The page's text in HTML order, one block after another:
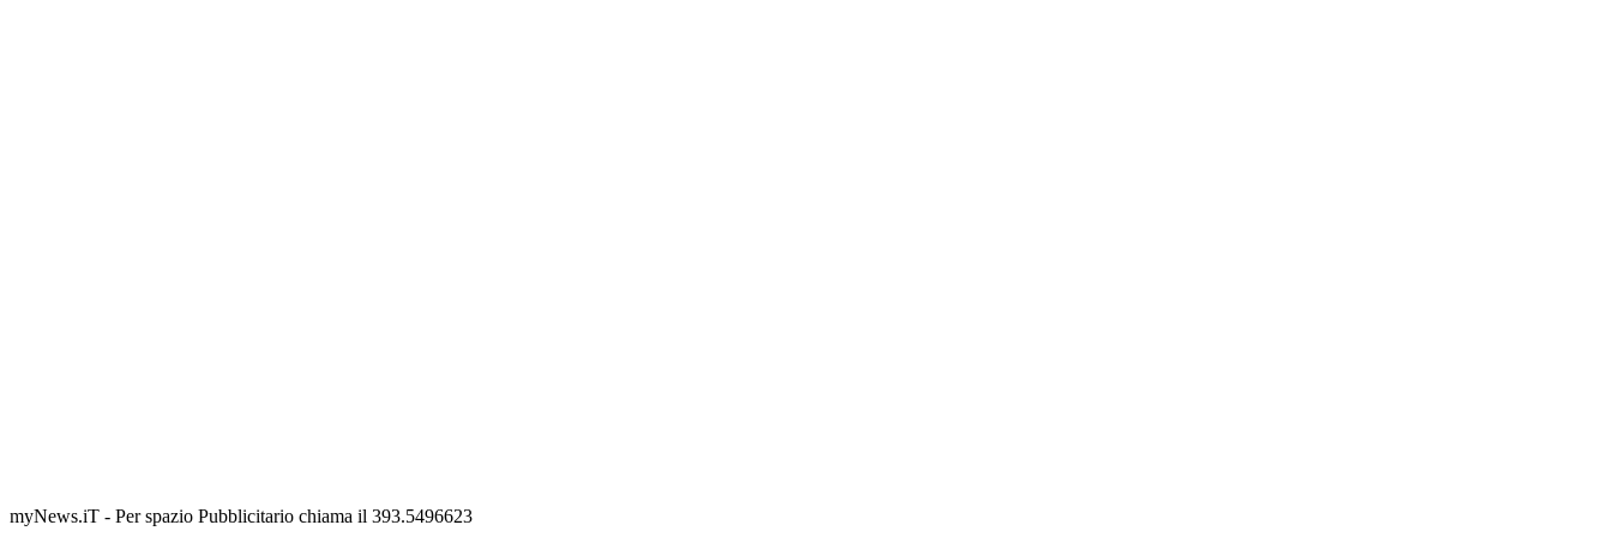
myNews.iT - Per spazio Pubblicitario chiama il 393.5496623